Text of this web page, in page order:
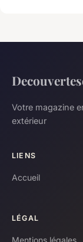
Votre magazine
extérieur
LIENS
Accueil
LÉGAL
Mentions légales